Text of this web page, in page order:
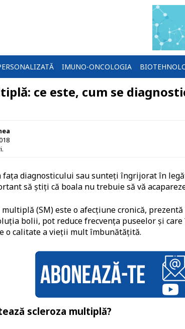
IMUNO-ONCOLOGIA
ce este, cum se
faţa diagnosticului sau sunteți îngrijorat în
să ştiţi că boala nu trebuie să vă
multiplă (SM) este o afecţiune cronică,
bolii, pot reduce frecvenţa puseelor şi
o calitate a vieţii mult îmbunătăţită.
scleroza multiplă?